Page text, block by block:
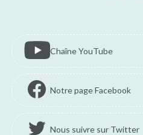
Chaîne YouTube
Notre page Facebook
Nous suivre sur Twitter